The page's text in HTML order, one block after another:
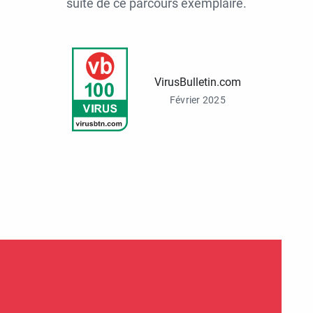
suite de ce parcours exemplaire.
VirusBulletin.com
Février 2025